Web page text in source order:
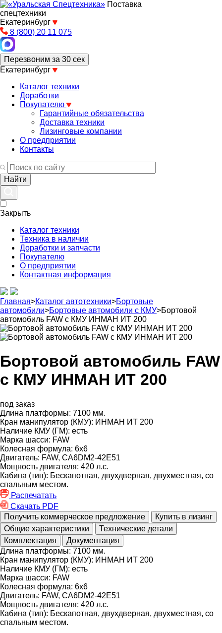
Поставка
спецтехники
Екатеринбург
8 (800) 20 11 075
Перезвоним за 30 сек
Екатеринбург
Каталог техники
Доработки
Покупателю
Гарантийные обязательства
Доставка техники
Лизинговые компании
О предприятии
Контакты
Закрыть
Каталог техники
Техника в наличии
Доработки и запчасти
Покупателю
О предприятии
Контактная информация
Главная>Каталог автотехники>Бортовые
автомобили>Бортовые автомобили с КМУ>Бортовой
автомобиль FAW с КМУ ИНМАН ИТ 200
Бортовой автомобиль FAW
с КМУ ИНМАН ИТ 200
под заказ
Длина платформы: 7100 мм.
Кран манипулятор (КМУ): ИНМАН ИТ 200
Наличие КМУ (ГМ): есть
Марка шасси: FAW
Колесная формула: 6х6
Двигатель: FAW, CA6DM2-42E51
Мощность двигателя: 420 л.с.
Кабина (тип): Бескапотная, двухдверная, двухместная, со
спальным местом.
Распечатать
Скачать PDF
Получить коммерческое предложение
Купить в лизинг
Общие характеристики
Технические детали
Комплектация
Документация
Длина платформы: 7100 мм.
Кран манипулятор (КМУ): ИНМАН ИТ 200
Наличие КМУ (ГМ): есть
Марка шасси: FAW
Колесная формула: 6х6
Двигатель: FAW, CA6DM2-42E51
Мощность двигателя: 420 л.с.
Кабина (тип): Бескапотная, двухдверная, двухместная, со
спальным местом.